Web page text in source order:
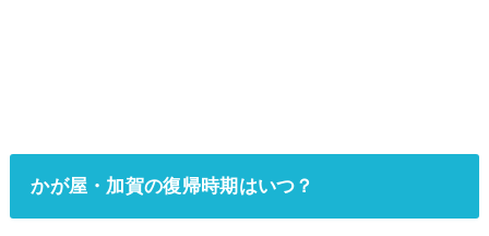
かが屋・加賀の復帰時期はいつ？